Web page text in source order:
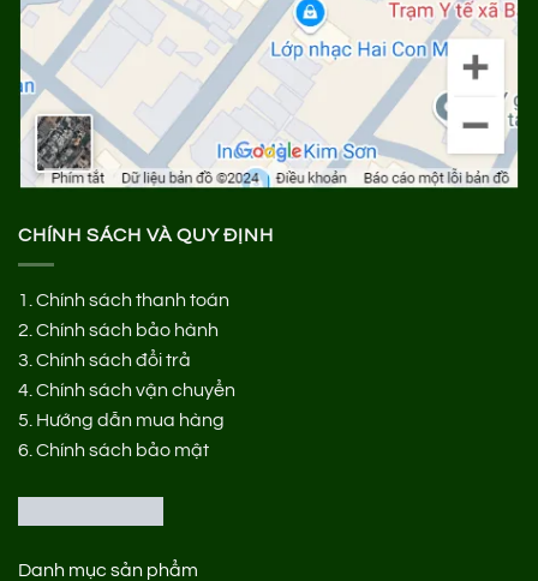
CHÍNH SÁCH VÀ QUY ĐỊNH
1.Chính sách thanh toán
2.Chính sách bảo hành
3.Chính sách đổi trả
4.Chính sách vận chuyển
5. Hướng dẫn mua hàng
6.Chính sách bảo mật
Danh mục sản phẩm